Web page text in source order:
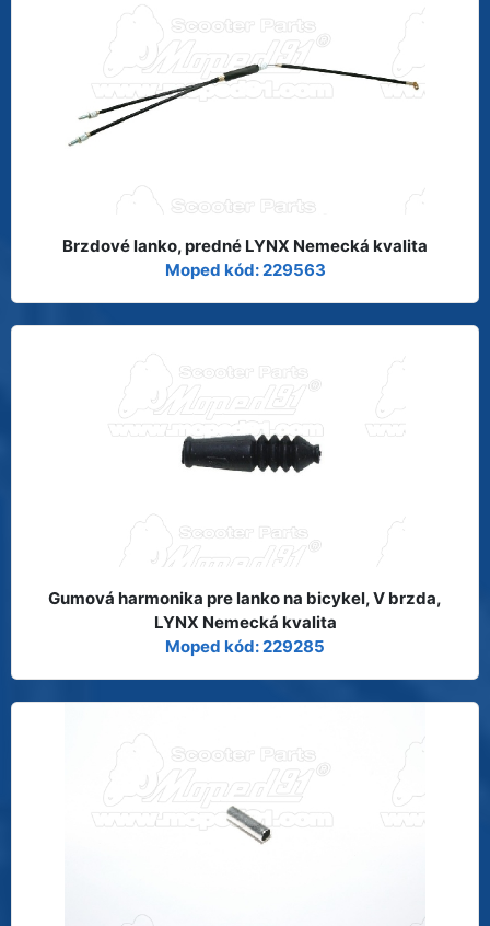
Brzdové lanko, predné LYNX Nemecká kvalita
Moped kód: 229563
Gumová harmonika pre lanko na bicykel, V brzda,
LYNX Nemecká kvalita
Moped kód: 229285